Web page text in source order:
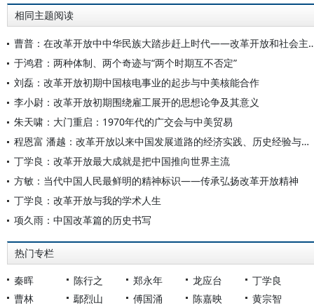
相同主题阅读
曹普：在改革开放中中华民族大踏步
于鸿君：两种体制、两个奇迹与“两个时期互不否定”
刘磊：改革开放初期中国核电事业的起步与中美核能合作
李小尉：改革开放初期围绕雇工展开的思想论争及其意义
朱天啸：大门重启：1970年代的广交会与中美贸易
程恩富 潘越：改革开放以来中国发展道路的经济实践、历史经验与未来进路
丁学良：改革开放最大成就是把中国推向世界主流
方敏：当代中国人民最鲜明的精神标识——传承弘扬改革开放精神
丁学良：改革开放与我的学术人生
项久雨：中国改革篇的历史书写
热门专栏
秦晖 陈行之 郑永年 龙应台
丁学良
曹林
鄢烈山 傅国涌 陈嘉映 黄宗智